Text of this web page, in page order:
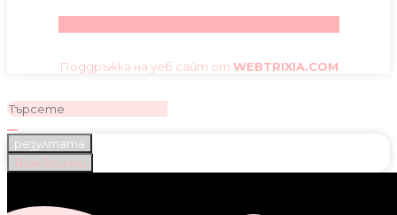
Поддръжка на уеб сайт от WEBTRIXIA.COM
резултата
Виж всички